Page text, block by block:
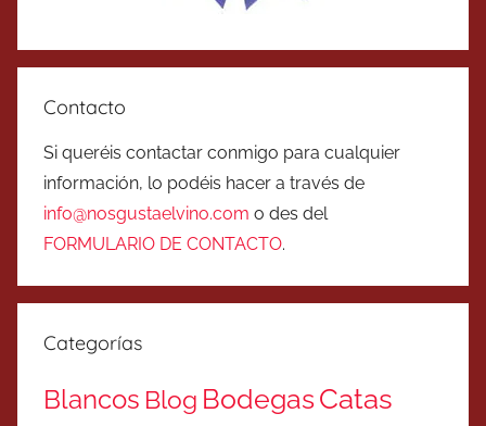
Contacto
Si queréis contactar conmigo para cualquier
información, lo podéis hacer a través de
info@nosgustaelvino.com o des del
FORMULARIO DE CONTACTO.
Categorías
Blancos Blog BodegasCatas